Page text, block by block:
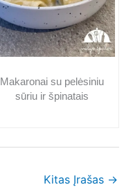
Makaronai su pelėsiniu
sūriu ir špinatais
Kitas Įrašas →